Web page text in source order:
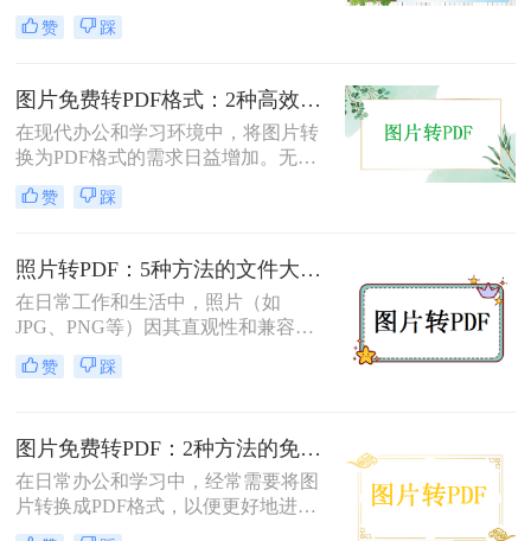
或存档。那么图片如何转换成pdf呢？
本文将介绍几种将图片转换成PDF的
换方式。
赞 踩
图片免费转PDF格式：2种高效方法的转换速度和画质损失对比！
在现代办公和学习环境中，将图片转
换为PDF格式的需求日益增加。无论
是为了更好地保存、传输还是打印图
片，PDF格式因其跨平台兼容性和格
怎么转换成pdf格式免费呢？本文将介
绍两种免费且高效的图片转PDF的方
法。
赞 踩
照片转PDF：5种方法的文件大小限制和画质保留实测！
在日常工作和生活中，照片（如
JPG、PNG等）因其直观性和兼容性
被广泛使用。然而，在需要整合多张
照片、提高安全性或便于打印时，将
文将详细介绍5种将照片转换为PDF的
常用高效方法，帮助用户根据需求选
择最适合的方案。
赞 踩
图片免费转PDF：2种方法的免费额度、水印和画质对比！
在日常办公和学习中，经常需要将图
片转换成PDF格式，以便更好地进行
分享、打印或存档。那么如何把图片